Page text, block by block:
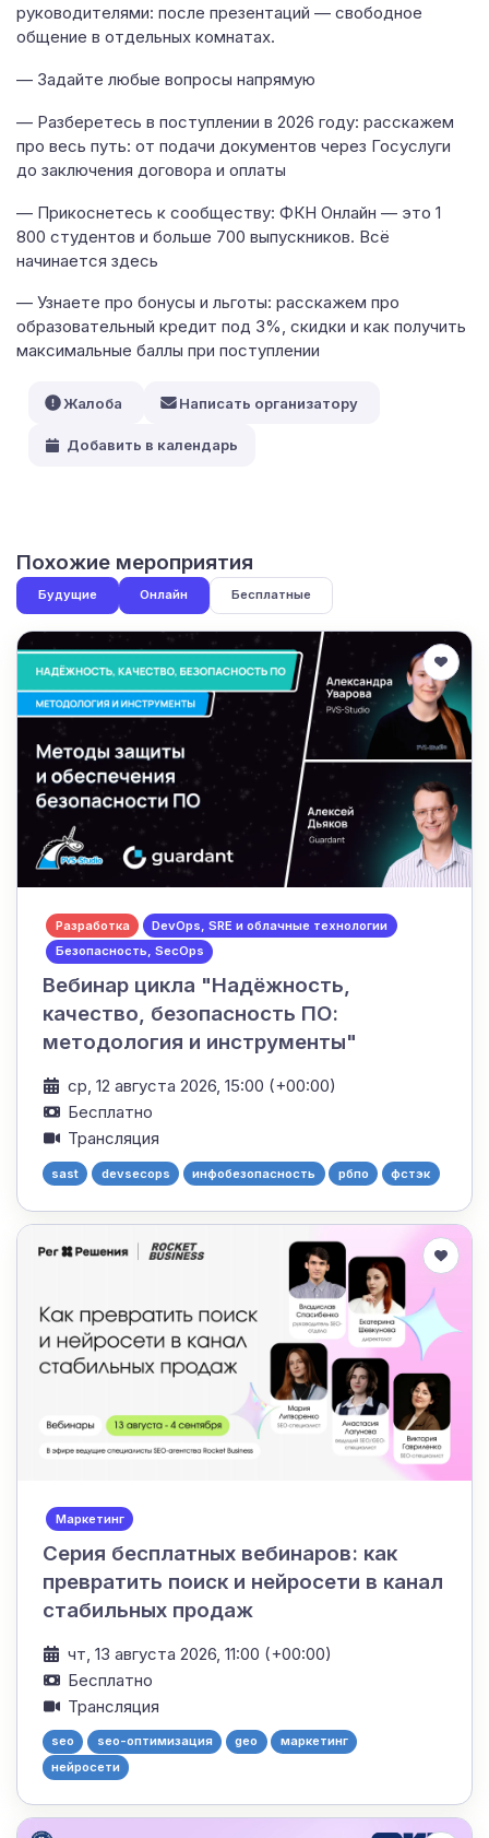
руководителями: после презентаций — свободное
общение в отдельных комнатах.
— Задайте любые вопросы напрямую
— Разберетесь в поступлении в 2026 году: расскажем
про весь путь: от подачи документов через Госуслуги
до заключения договора и оплаты
— Прикоснетесь к сообществу: ФКН Онлайн — это 1
800 студентов и больше 700 выпускников. Всё
начинается здесь
— Узнаете про бонусы и льготы: расскажем про
образовательный кредит под 3%, скидки и как получить
максимальные баллы при поступлении
Жалоба Написать организатору
Добавить в календарь
Похожие мероприятия
Будущие Онлайн Бесплатные
Разработка
DevOps, SRE и облачные технологии
Безопасность, SecOps
Вебинар цикла "Надёжность,
качество, безопасность ПО:
методология и инструменты"
ср, 12 августа 2026, 15:00 (+00:00)
Бесплатно
Трансляция
sast devsecops инфобезопасность рбпо фстэк
Маркетинг
Серия бесплатных вебинаров: как
превратить поиск и нейросети в канал
стабильных продаж
чт, 13 августа 2026, 11:00 (+00:00)
Бесплатно
Трансляция
seo seo-оптимизация geo
маркетинг
нейросети